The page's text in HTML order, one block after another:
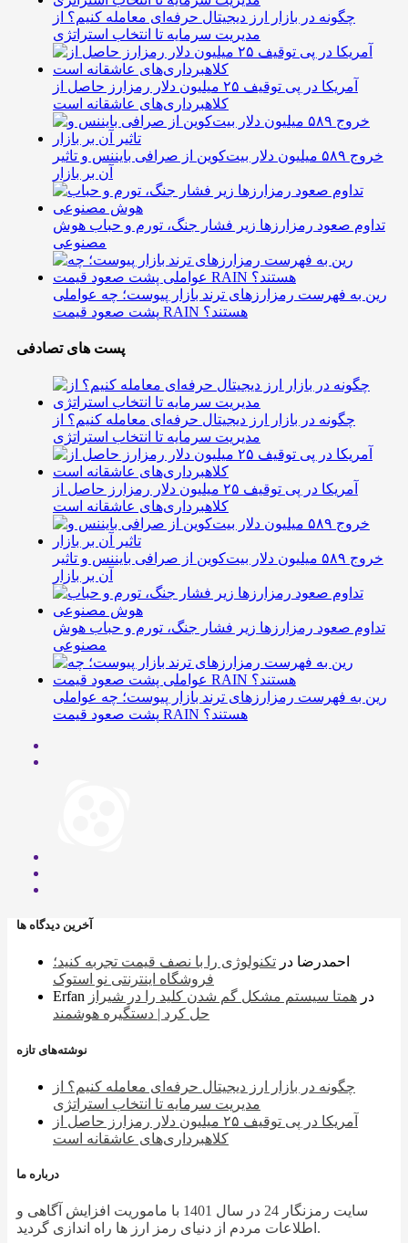
چگونه در بازار ارز دیجیتال حرفه‌ای معامله کنیم؟ از
مدیریت سرمایه تا انتخاب استراتژی
آمریکا در پی توقیف ۲۵ میلیون دلار رمزارز حاصل از
کلاهبرداری‌های عاشقانه است
خروج ۵۸۹ میلیون دلار بیت‌کوین از صرافی بایننس و تاثیر
آن بر بازار
تداوم صعود رمزارزها زیر فشار جنگ، تورم و حباب هوش
مصنوعی
رین به فهرست رمزارزهای ترند بازار پیوست؛ چه عواملی
پشت صعود قیمت RAIN هستند؟
پست های تصادفی
چگونه در بازار ارز دیجیتال حرفه‌ای معامله کنیم؟ از
مدیریت سرمایه تا انتخاب استراتژی
آمریکا در پی توقیف ۲۵ میلیون دلار رمزارز حاصل از
کلاهبرداری‌های عاشقانه است
خروج ۵۸۹ میلیون دلار بیت‌کوین از صرافی بایننس و تاثیر
آن بر بازار
تداوم صعود رمزارزها زیر فشار جنگ، تورم و حباب هوش
مصنوعی
رین به فهرست رمزارزهای ترند بازار پیوست؛ چه عواملی
پشت صعود قیمت RAIN هستند؟
آخرین دیدگاه ها
احمدرضا در تکنولوژی را با نصف قیمت تجربه کنید؛
فروشگاه اینترنتی نو استوک
Erfan
در همتا سیستم مشکل گم شدن کلید را در شیراز
حل کرد | دستگیره هوشمند
نوشته‌های تازه
چگونه در بازار ارز دیجیتال حرفه‌ای معامله کنیم؟ از
مدیریت سرمایه تا انتخاب استراتژی
آمریکا در پی توقیف ۲۵ میلیون دلار رمزارز حاصل از
کلاهبرداری‌های عاشقانه است
درباره ما
سایت رمزنگار 24 در سال 1401 با ماموریت افزایش آگاهی و
اطلاعات مردم از دنیای رمز ارز ها راه اندازی گردید.